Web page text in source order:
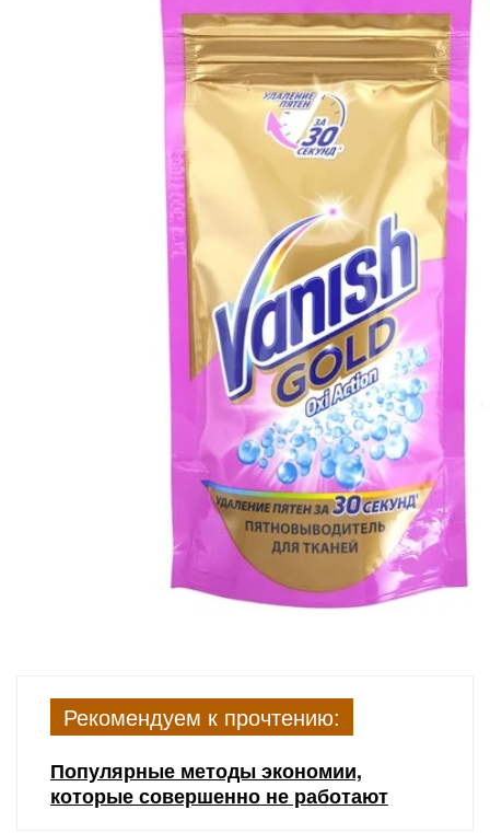
Рекомендуем к прочтению:
Популярные методы экономии,
которые совершенно не работают